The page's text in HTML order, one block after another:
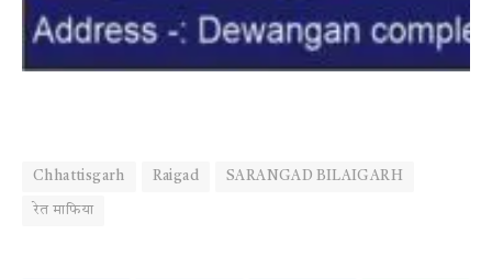
Chhattisgarh Raigad SARANGAD BILAIGARH
रेत माफिया